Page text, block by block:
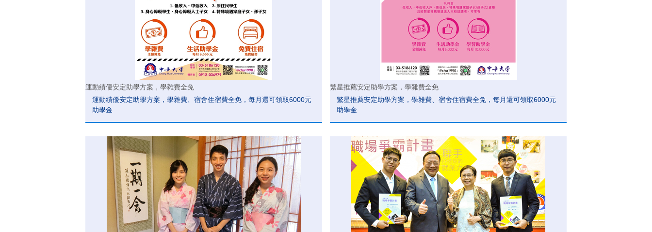
運動績優安定助學方案，學雜費全免
運動績優安定助學方案，學雜費、宿舍住宿費全免，每月還可領取6000元
助學金
繁星推薦安定助學方案，學雜費全免
繁星推薦安定助學方案，學雜費、宿舍住宿費全免，每月還可領取6000元
助學金